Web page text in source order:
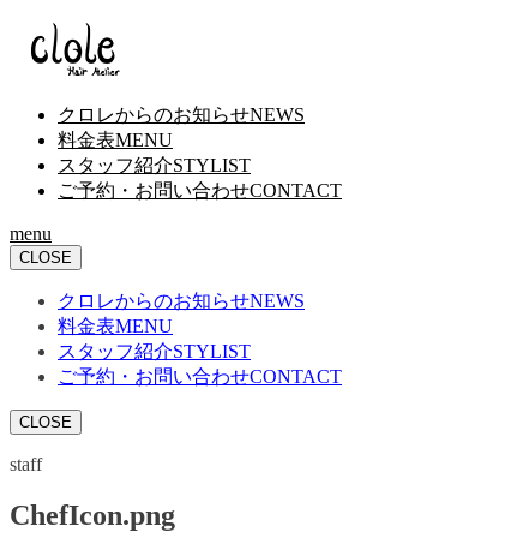
クロレからのお知らせNEWS
料金表MENU
スタッフ紹介STYLIST
ご予約・お問い合わせCONTACT
menu
CLOSE
クロレからのお知らせNEWS
料金表MENU
スタッフ紹介STYLIST
ご予約・お問い合わせCONTACT
CLOSE
staff
ChefIcon.png